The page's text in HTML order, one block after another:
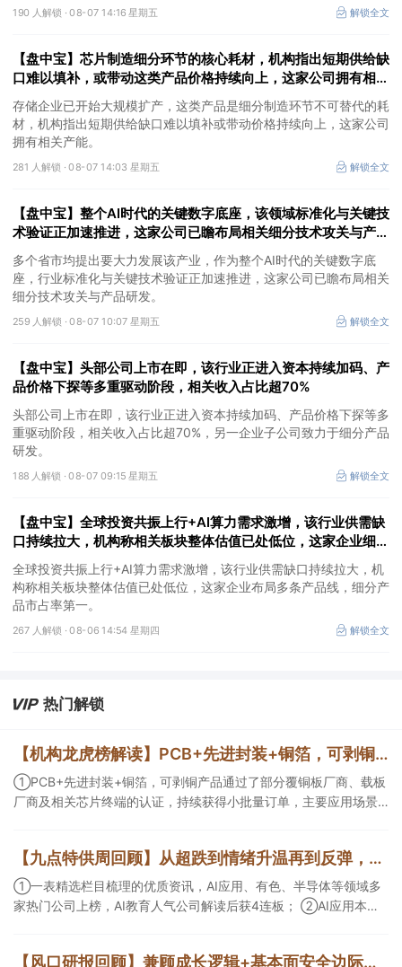
190 人解锁 ·08-07 14:16 星期五 解锁全文
【盘中宝】芯片制造细分环节的核心耗材，机构指出短期供给缺
口难以填补，或带动这类产品价格持续向上，这家公司拥有相关
产能
存储企业已开始大规模扩产，这类产品是细分制造环节不可替代的耗
材，机构指出短期供给缺口难以填补或带动价格持续向上，这家公司
拥有相关产能。
281 人解锁 ·08-07 14:03 星期五 解锁全文
【盘中宝】整个AI时代的关键数字底座，该领域标准化与关键技
术验证正加速推进，这家公司已瞻布局相关细分技术攻关与产品
研发
多个省市均提出要大力发展该产业，作为整个AI时代的关键数字底
座，行业标准化与关键技术验证正加速推进，这家公司已瞻布局相关
细分技术攻关与产品研发。
259 人解锁 ·08-07 10:07 星期五 解锁全文
【盘中宝】头部公司上市在即，该行业正进入资本持续加码、产
品价格下探等多重驱动阶段，相关收入占比超70%
头部公司上市在即，该行业正进入资本持续加码、产品价格下探等多
重驱动阶段，相关收入占比超70%，另一企业子公司致力于细分产品
研发。
188 人解锁 ·08-07 09:15 星期五 解锁全文
【盘中宝】全球投资共振上行+AI算力需求激增，该行业供需缺
口持续拉大，机构称相关板块整体估值已处低位，这家企业细分
产品市占率第一
全球投资共振上行+AI算力需求激增，该行业供需缺口持续拉大，机
构称相关板块整体估值已处低位，这家企业布局多条产品线，细分产
品市占率第一。
267 人解锁 ·08-06 14:54 星期四 解锁全文
热门解锁
【机构龙虎榜解读】PCB+先进封装+铜箔，可剥铜产品通过了部分覆铜板厂商、载板厂商及相关芯片终端的认证，持续获得小批量订单，主要应用场景包括芯片封装光模块用PCB，机构大额净买入这家公司
①PCB+先进封装+铜箔，可剥铜产品通过了部分覆铜板厂商、载板
厂商及相关芯片终端的认证，持续获得小批量订单，主要应用场景
等方面具有丰富经验，具备承接细胞与基因治疗产品商业化受托生
产的合规资质，这家公司获净买入。
【九点特供周回顾】从超跌到情绪升温再到反弹，栏目梳理AI应用题材逻辑，AI教育人气公司解读后获4连板
①一表精选栏目梳理的优质资讯，AI应用、有色、半导体等领域多
家热门公司上榜，AI教育人气公司解读后获4连板； ②AI应用本周
【风口研报回顾】兼顾成长逻辑+基本面安全边际！王牌自营前瞻覆盖“pcb+MLCC+电子布”，梳理AI产业链优质标的“深坑起跳”